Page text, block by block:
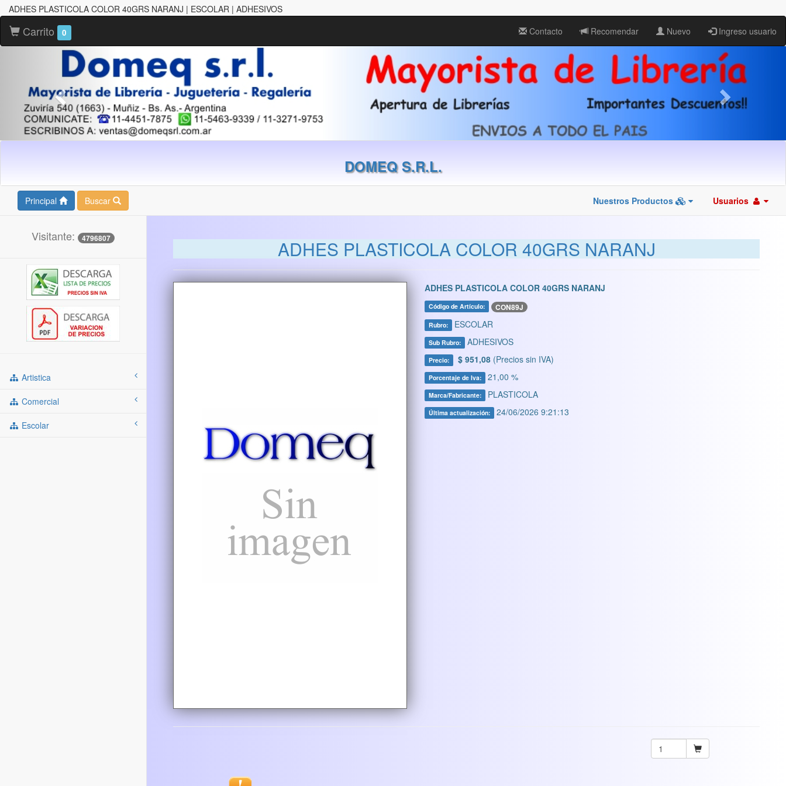
ADHES PLASTICOLA COLOR 40GRS NARANJ | ESCOLAR | ADHESIVOS
Carrito 0 Contacto Recomendar Nuevo Ingreso usuario
DOMEQ S.R.L.
Principal Buscar Nuestros Productos Usuarios
Visitante: 4796807
Artistica
Comercial
Escolar
ADHES PLASTICOLA COLOR 40GRS NARANJ
ADHES PLASTICOLA COLOR 40GRS NARANJ
Código de Artículo: CON89J
Rubro: ESCOLAR
Sub Rubro: ADHESIVOS
Precio: $ 951,08 (Precios sin IVA)
Porcentaje de Iva: 21,00 %
Marca/Fabricante: PLASTICOLA
Última actualización: 24/06/2026 9:21:13